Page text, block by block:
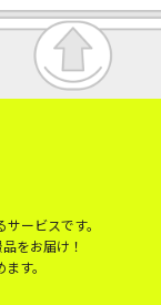
ービスです。
をお届け！
す。